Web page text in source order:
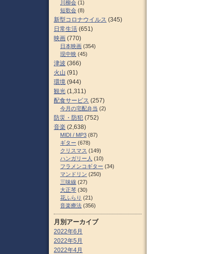
川柳会 (1)
短歌会 (8)
新型コロナウイルス (345)
日常生活 (651)
映画 (770)
日本映画 (354)
現中映 (45)
津波 (366)
火山 (91)
環境 (944)
観光 (1,311)
配食サービス (257)
今月の宅配弁当 (2)
防災・防犯 (752)
音楽 (2,638)
MIDI / MP3 (87)
ギター (678)
クリスマス (149)
ハンガリー人 (10)
フラメンコギター (34)
マンドリン (250)
三味線 (27)
大正琴 (30)
花ふらり (21)
音楽療法 (356)
月別アーカイブ
2022年6月
2022年5月
2022年4月